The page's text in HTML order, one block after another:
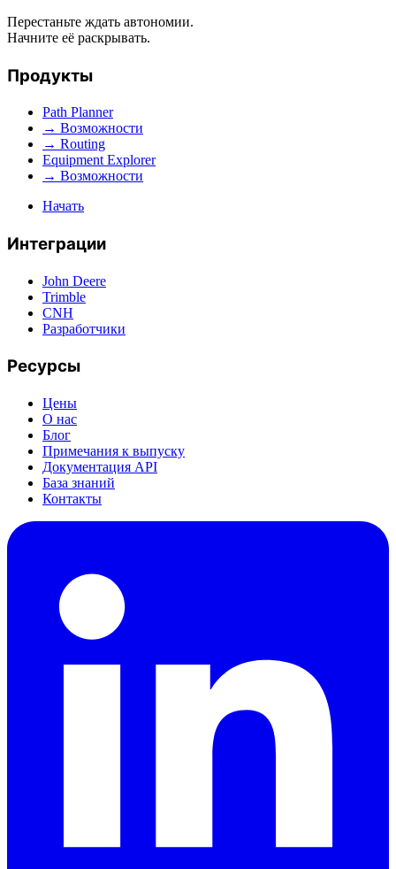
Перестаньте ждать автономии.
Начните её раскрывать.
Продукты
Path Planner
→ Возможности
→ Routing
Equipment Explorer
→ Возможности
Начать
Интеграции
John Deere
Trimble
CNH
Разработчики
Ресурсы
Цены
О нас
Блог
Примечания к выпуску
Документация API
База знаний
Контакты